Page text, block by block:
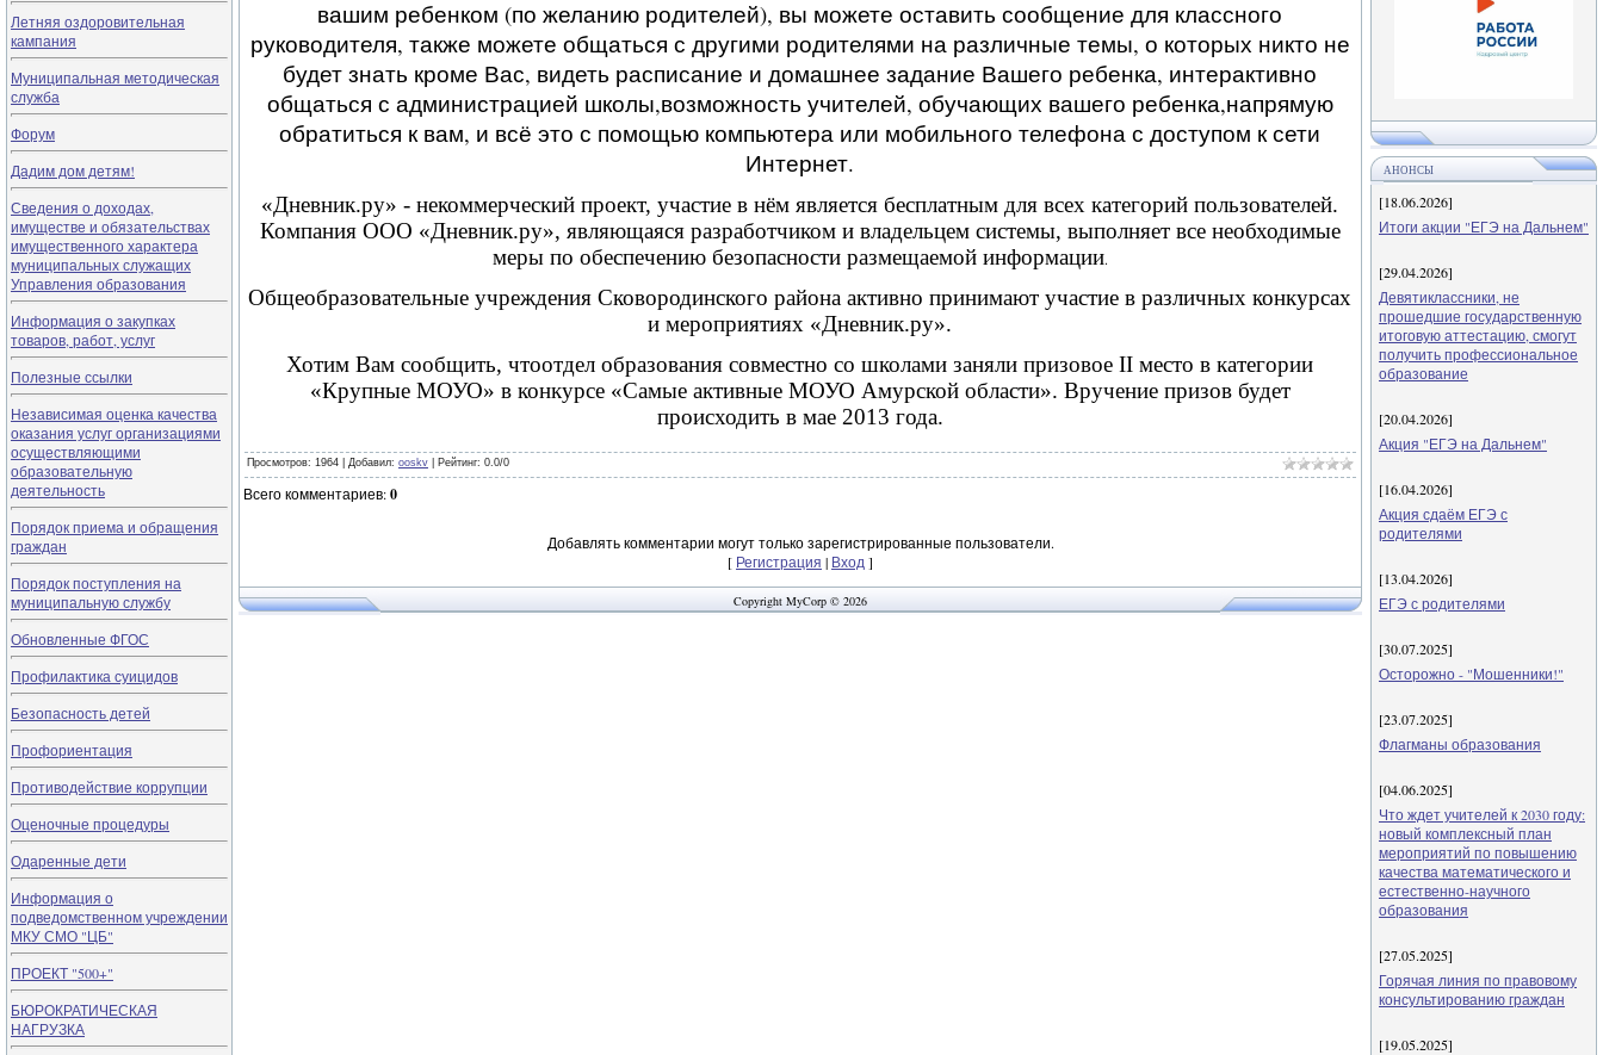
Летняя оздоровительная
кампания
Муниципальная методическая
служба
Форум
Дадим дом детям!
Сведения о доходах,
имуществе и обязательствах
имущественного характера
муниципальных служащих
Управления образования
Информация о закупках
товаров, работ, услуг
Полезные ссылки
Независимая оценка качества
оказания услуг организациями
осуществляющими
образовательную
деятельность
Порядок приема и обращения
граждан
Порядок поступления на
муниципальную службу
Обновленные ФГОС
Профилактика суицидов
Безопасность детей
Профориентация
Противодействие коррупции
Оценочные процедуры
Одаренные дети
Информация о
подведомственном учреждении
МКУ СМО "ЦБ"
ПРОЕКТ "500+"
БЮРОКРАТИЧЕСКАЯ
НАГРУЗКА
вашим ребенком (по желанию родителей), вы можете оставить сообщение для классного
руководителя, также можете общаться с другими родителями на различные темы, о которых никто не
будет знать кроме Вас, видеть расписание и домашнее задание Вашего ребенка, интерактивно
общаться с администрацией школы,возможность учителей, обучающих вашего ребенка,напрямую
обратиться к вам, и всё это с помощью компьютера или мобильного телефона с доступом к сети
Интернет.
«Дневник.ру» - некоммерческий проект, участие в нём является бесплатным для всех категорий пользователей.
Компания ООО «Дневник.ру», являющаяся разработчиком и владельцем системы, выполняет все необходимые
меры по обеспечению безопасности размещаемой информации.
Общеобразовательные учреждения Сковородинского района активно принимают участие в различных конкурсах
и мероприятиях «Дневник.ру».
Хотим Вам сообщить, чтоотдел образования совместно со школами заняли призовое II место в категории
«Крупные МОУО» в конкурсе «Самые активные МОУО Амурской области». Вручение призов будет
происходить в мае 2013 года.
Просмотров: 1964 | Добавил: ooskv Рейтинг: 0.0/0
Всего комментариев:0
Добавлять комментарии могут только зарегистрированные пользователи.
[ Регистрация | Вход ]
Copyright MyCorp © 2026
АНОНСЫ
[18.06.2026]
Итоги акции "ЕГЭ на Дальнем"
[29.04.2026]
Девятиклассники, не
прошедшие государственную
итоговую аттестацию, смогут
получить профессиональное
образование
[20.04.2026]
Акция "ЕГЭ на Дальнем"
[16.04.2026]
Акция сдаём ЕГЭ с
родителями
[13.04.2026]
ЕГЭ с родителями
[30.07.2025]
Осторожно - "Мошенники!"
[23.07.2025]
Флагманы образования
[04.06.2025]
Что ждет учителей к 2030 году:
новый комплексный план
мероприятий по повышению
качества математического и
естественно-научного
образования
[27.05.2025]
Горячая линия по правовому
консультированию граждан
[19.05.2025]